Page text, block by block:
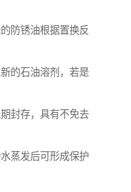
防锈油根据置换反
的石油溶剂，若是
封存，具有不免去
蒸发后可形成保护